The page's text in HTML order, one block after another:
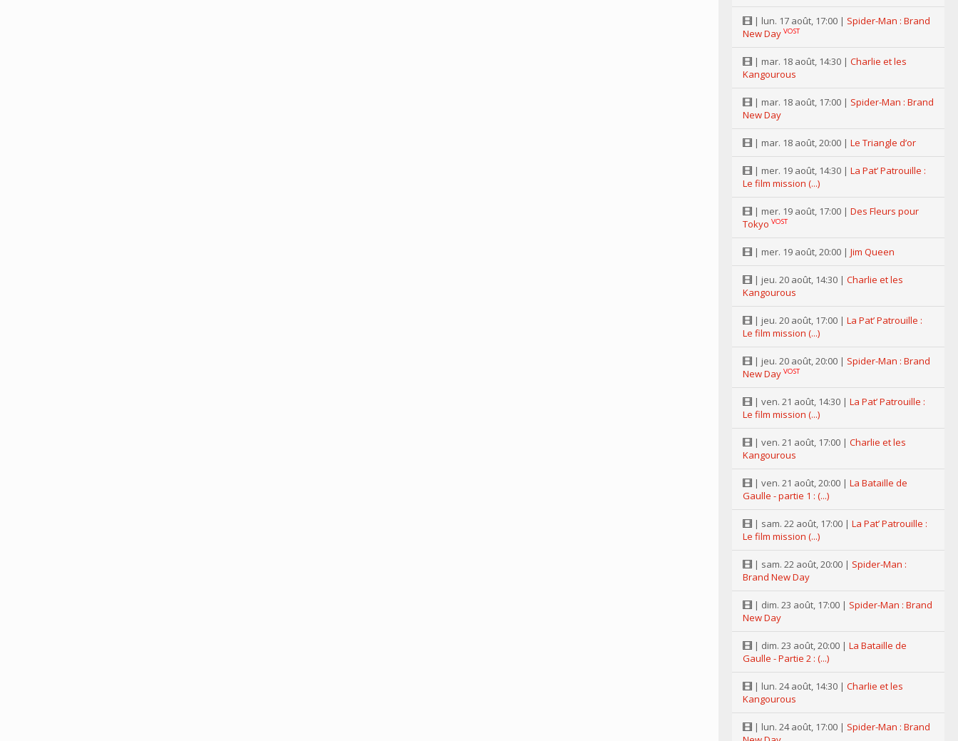
| lun. 17 août, 17:00 | Spider-Man : Brand
New Day VOST
| mar. 18 août, 14:30 | Charlie et les
Kangourous
| mar. 18 août, 17:00 | Spider-Man : Brand
New Day
| mar. 18 août, 20:00 | Le Triangle d’or
| mer. 19 août, 14:30 | La Pat’ Patrouille :
Le film mission (...)
| mer. 19 août, 17:00 | Des Fleurs pour
Tokyo VOST
| mer. 19 août, 20:00 | Jim Queen
| jeu. 20 août, 14:30 | Charlie et les
Kangourous
| jeu. 20 août, 17:00 | La Pat’ Patrouille :
Le film mission (...)
| jeu. 20 août, 20:00 | Spider-Man : Brand
New Day VOST
| ven. 21 août, 14:30 | La Pat’ Patrouille :
Le film mission (...)
| ven. 21 août, 17:00 | Charlie et les
Kangourous
| ven. 21 août, 20:00 | La Bataille de
Gaulle - partie 1 : (...)
| sam. 22 août, 17:00 | La Pat’ Patrouille :
Le film mission (...)
| sam. 22 août, 20:00 | Spider-Man :
Brand New Day
| dim. 23 août, 17:00 | Spider-Man : Brand
New Day
| dim. 23 août, 20:00 | La Bataille de
Gaulle - Partie 2 : (...)
| lun. 24 août, 14:30 | Charlie et les
Kangourous
| lun. 24 août, 17:00 | Spider-Man : Brand